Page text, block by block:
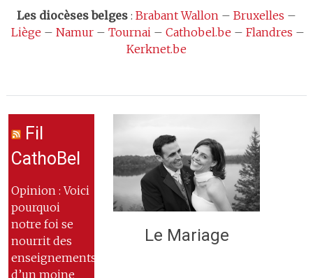
Les diocèses belges: Brabant Wallon– Bruxelles –
Liège – Namur– Tournai– Cathobel.be – Flandres –
Kerknet.be
Fil
CathoBel
Opinion : Voici
pourquoi
notre foi se
nourrit des
enseignements
d’un moine
Le Mariage